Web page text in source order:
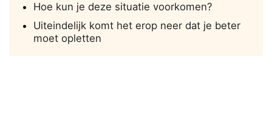
Hoe kun je deze situatie voorkomen?
Uiteindelijk komt het erop neer dat je beter
moet opletten